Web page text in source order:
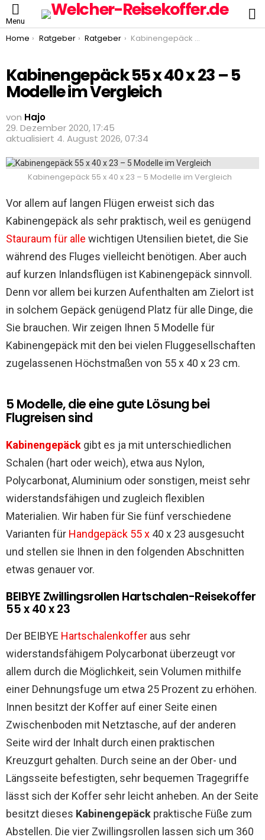
Menu
You are here:
Home Ratgeber Ratgeber Kabinengepäck 55 x 40 x 23 – 5 Modelle im Vergleich
Kabinengepäck 55 x 40 x 23 – 5
Modelle im Vergleich
von Hajo
29. Dezember 2020, 17:45
aktualisiert 4. August 2026, 07:34
Kabinengepäck 55 x 40 x 23 – 5 Modelle im Vergleich
Vor allem auf langen Flügen erweist sich das
Kabinengepäck als sehr praktisch, weil es genügend
Stauraum für alle wichtigen Utensilien bietet, die Sie
während des Fluges vielleicht benötigen. Aber auch
auf kurzen Inlandsflügen ist Kabinengepäck sinnvoll.
Denn vor allem bei kurzen Aufenthalten am Zielort ist
in solchem Gepäck genügend Platz für alle Dinge, die
Sie brauchen. Wir zeigen Ihnen 5 Modelle für
Kabinengepäck mit den bei vielen Fluggesellschaften
zugelassenen Höchstmaßen von 55 x 40 x 23 cm.
5 Modelle, die eine gute Lösung bei
Flugreisen sind
Kabinengepäck gibt es ja mit unterschiedlichen
Schalen (hart oder weich), etwa aus Nylon,
Polycarbonat, Aluminium oder sonstigen, meist sehr
widerstandsfähigen und zugleich flexiblen
Materialien. Wir haben für Sie fünf verschiedene
Varianten für Handgepäck 55 x 40 x 23 ausgesucht
und stellen sie Ihnen in den folgenden Abschnitten
etwas genauer vor.
BEIBYE Zwillingsrollen Hartschalen-Reisekoffer
55 x 40 x 23
Der BEIBYE Hartschalenkoffer aus sehr
widerstandsfähigem Polycarbonat überzeugt vor
allem durch die Möglichkeit, sein Volumen mithilfe
einer Dehnungsfuge um etwa 25 Prozent zu erhöhen.
Innen besitzt der Koffer auf einer Seite einen
Zwischenboden mit Netztasche, auf der anderen
Seite wird der Inhalt durch einen praktischen
Kreuzgurt gehalten. Durch seine an der Ober- und
Längsseite befestigten, sehr bequemen Tragegriffe
lässt sich der Koffer sehr leicht anheben. An der Seite
besitzt dieses Kabinengepäck praktische Füße zum
Abstellen. Die vier Zwillingsrollen lassen sich um 360